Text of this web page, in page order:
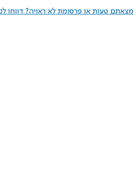
מצאתם טעות או פרסומת לא ראויה? דווחו